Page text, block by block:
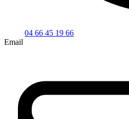
04 66 45 19 66
Email